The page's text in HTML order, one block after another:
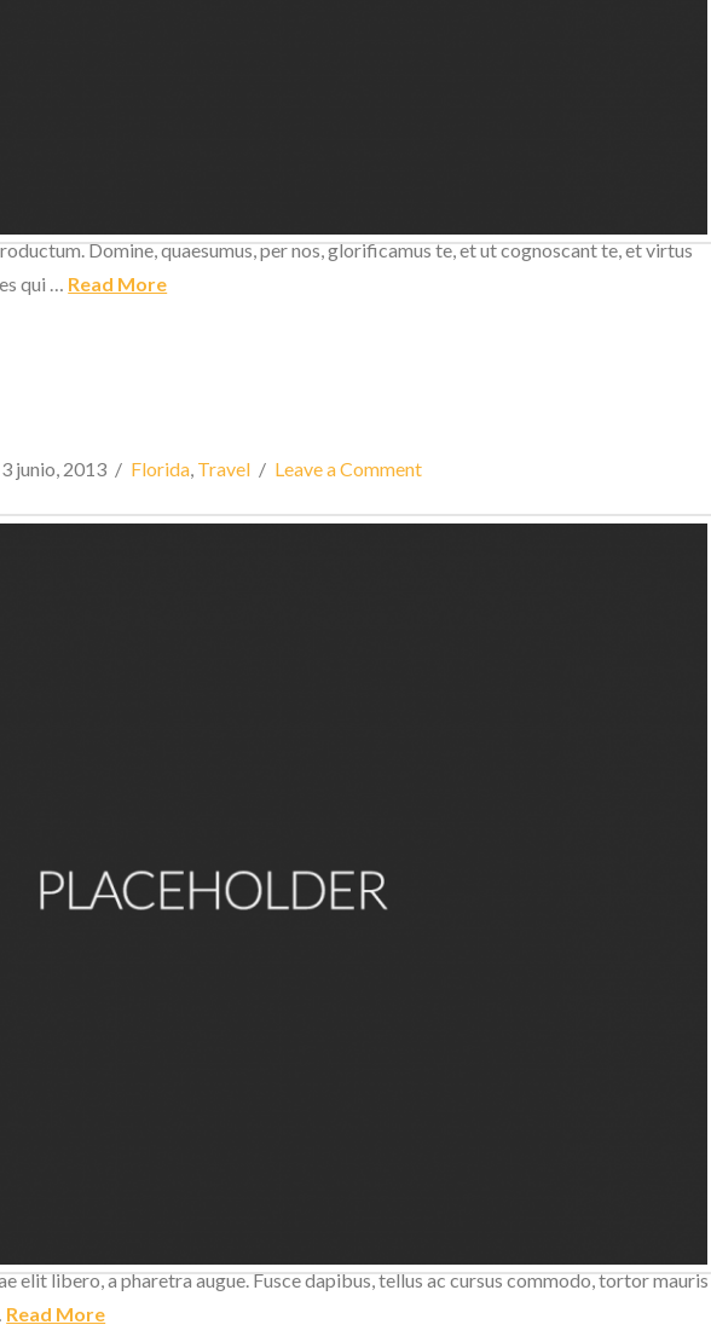
Domine, quaesumus, per nos, glorificamus te, et ut cognoscant te, et virtus
qui … Read More
3 junio, 2013 Florida, Travel Leave a Comment
elit libero, a pharetra augue. Fusce dapibus, tellus ac cursus commodo, tortor mauris
Read More